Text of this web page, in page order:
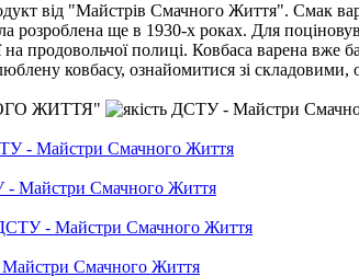
від "Майстрів Смачного Життя". Смак
розроблена ще в 1930-х роках. Для
продовольчої полиці. Ковбаса варена
ковбасу, ознайомитися зі
ЖИТТЯ"